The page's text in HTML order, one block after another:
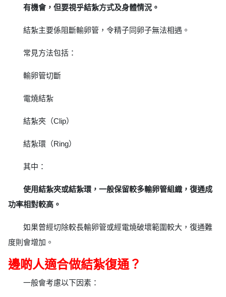
有機會，但要視乎結紮方式及身體情況。
結紮主要係阻斷輸卵管，令精子同卵子無法相遇。
常見方法包括：
輸卵管切斷
電燒結紮
結紮夾（Clip）
結紮環（Ring）
其中：
使用結紮夾或結紮環，一般保留較多輸卵管組織，復通成
功率相對較高。
如果曾經切除較長輸卵管或經電燒破壞範圍較大，復通難
度則會增加。
邊啲人適合做結紮復通？
一般會考慮以下因素：